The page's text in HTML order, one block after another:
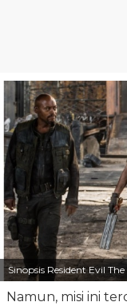
Sinopsis Resident Evil
Namun, misi ini